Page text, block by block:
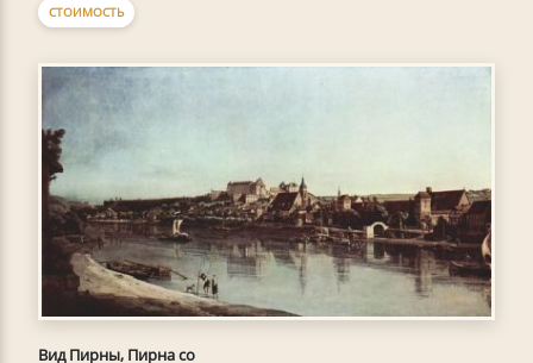
СТОИМОСТЬ
Вид Пирны, Пирна со